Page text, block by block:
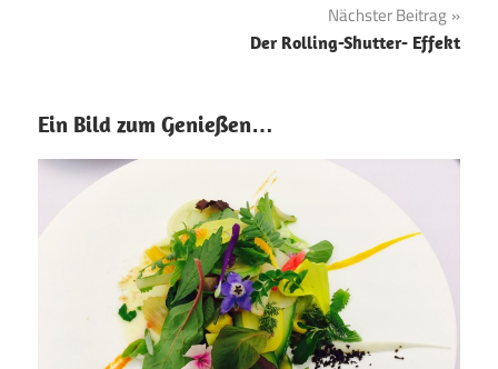
Nächster Beitrag
Der Rolling-Shutter- Effekt
Ein Bild zum Genießen…